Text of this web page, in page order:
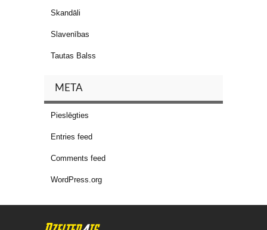
Skandāli
Slavenības
Tautas Balss
META
Pieslēgties
Entries feed
Comments feed
WordPress.org